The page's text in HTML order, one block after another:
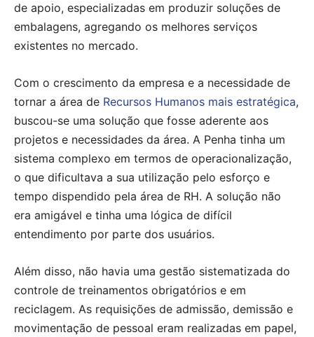
de apoio, especializadas em produzir soluções de
embalagens, agregando os melhores serviços
existentes no mercado.
Com o crescimento da empresa e a necessidade de
tornar a área de Recursos Humanos mais estratégica,
buscou-se uma solução que fosse aderente aos
projetos e necessidades da área. A Penha tinha um
sistema complexo em termos de operacionalização,
o que dificultava a sua utilização pelo esforço e
tempo dispendido pela área de RH. A solução não
era amigável e tinha uma lógica de difícil
entendimento por parte dos usuários.
Além disso, não havia uma gestão sistematizada do
controle de treinamentos obrigatórios e em
reciclagem. As requisições de admissão, demissão e
movimentação de pessoal eram realizadas em papel,